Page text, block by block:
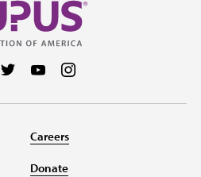
us on Facebook
Follow us on Twitter
Follow us on YouTube
Careers
Donate